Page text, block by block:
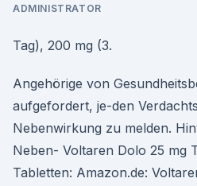
ADMINISTRATOR
Tag), 200 mg (3.
Angehörige von
aufgefordert, je-den
Nebenwirkung zu melden.
Neben- Voltaren Dolo 25 mg
Tabletten: Amazon.de: